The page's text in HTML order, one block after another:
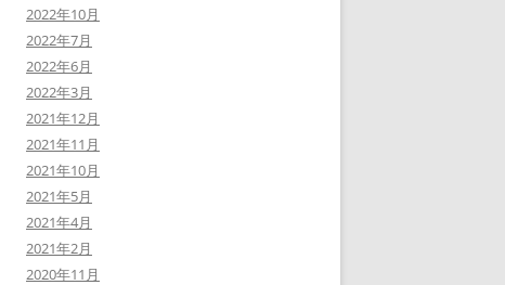
2022年10月
2022年7月
2022年6月
2022年3月
2021年12月
2021年11月
2021年10月
2021年5月
2021年4月
2021年2月
2020年11月